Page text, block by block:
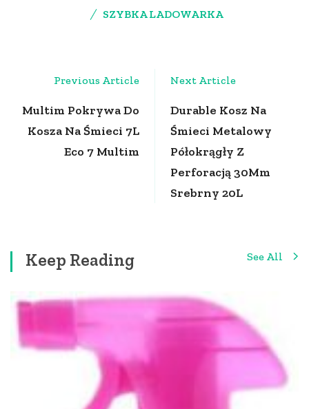
SZYBKA LADOWARKA
Previous Article
Multim Pokrywa Do
Kosza Na Śmieci 7L
Eco 7 Multim
Next Article
Durable Kosz Na
Śmieci Metalowy
Półokrągły Z
Perforacją 30Mm
Srebrny 20L
Keep Reading See All